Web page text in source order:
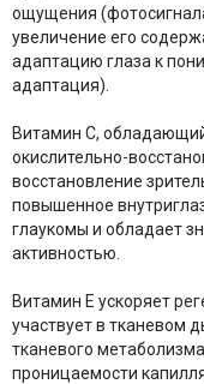
ощущения
увеличение его
адаптацию глаза к
адаптация).
Витамин С,
окислительно-
восстановление
повышенное
глаукомы и обладает
активностью.
Витамин Е ускоряет
участвует в тканевом
тканевого
проницаемости